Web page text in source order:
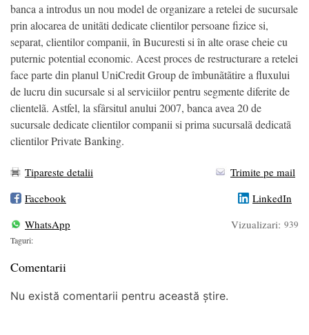
banca a introdus un nou model de organizare a retelei de sucursale
prin alocarea de unitãti dedicate clientilor persoane fizice si,
separat, clientilor companii, în Bucuresti si în alte orase cheie cu
puternic potential economic. Acest proces de restructurare a retelei
face parte din planul UniCredit Group de îmbunãtãtire a fluxului
de lucru din sucursale si al serviciilor pentru segmente diferite de
clientelã. Astfel, la sfârsitul anului 2007, banca avea 20 de
sucursale dedicate clientilor companii si prima sucursalã dedicatã
clientilor Private Banking.
Tipareste detalii
Trimite pe mail
Facebook
LinkedIn
WhatsApp
Vizualizari: 939
Taguri:
Comentarii
Nu există comentarii pentru această știre.